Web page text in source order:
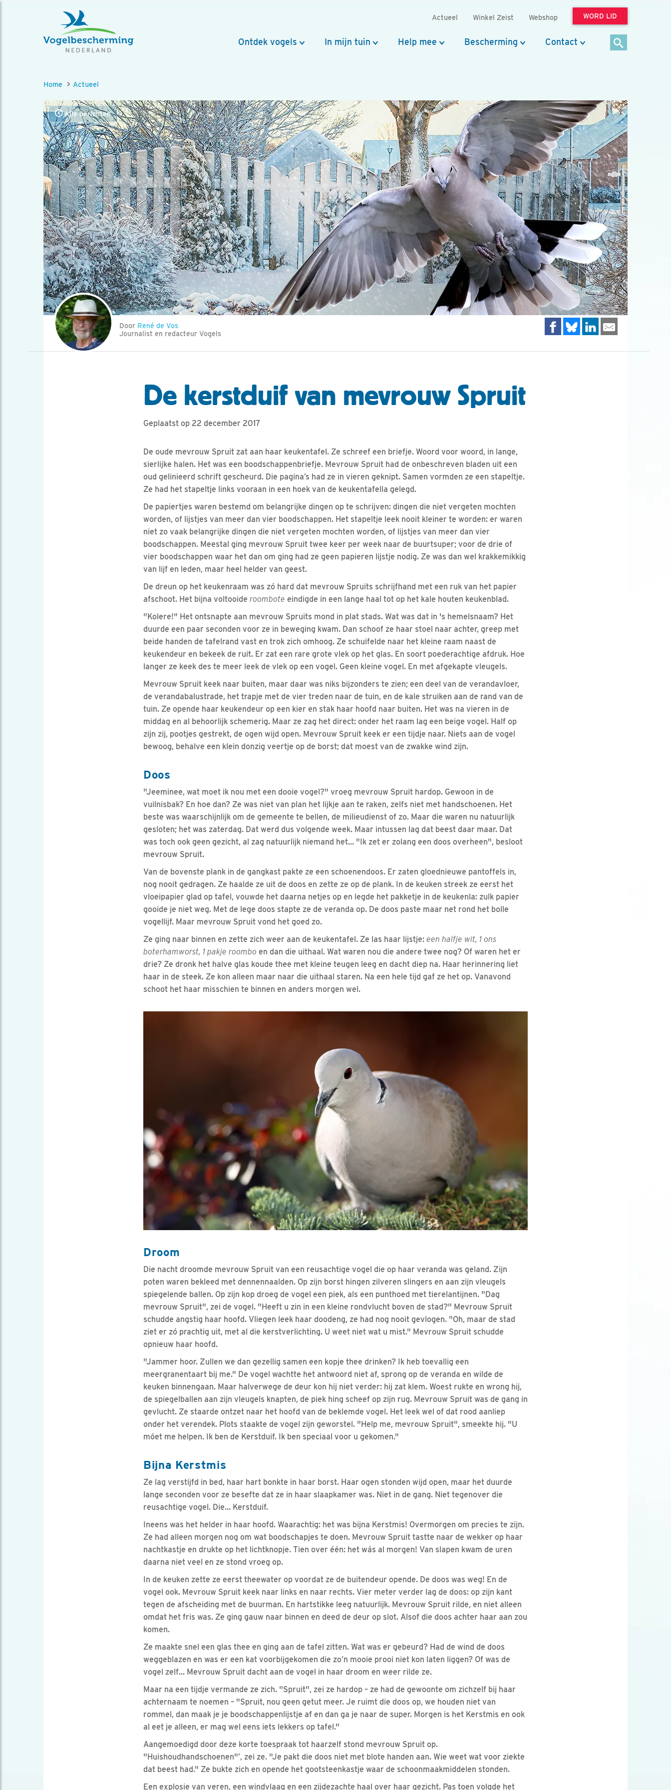
Actueel Winkel Zeist Webshop WORD LID
Ontdek vogels In mijn tuin Help mee Bescherming Contact
Home Actueel
Alle berichten
Door René de Vos
Journalist en redacteur Vogels
De kerstduif van mevrouw Spruit
Geplaatst op 22 december 2017
De oude mevrouw Spruit zat aan haar keukentafel. Ze schreef een briefje. Woord voor woord, in lange,
sierlijke halen. Het was een boodschappenbriefje. Mevrouw Spruit had de onbeschreven bladen uit een
oud gelinieerd schrift gescheurd. Die pagina’s had ze in vieren geknipt. Samen vormden ze een stapeltje.
Ze had het stapeltje links vooraan in een hoek van de keukentafella gelegd.
De papiertjes waren bestemd om belangrijke dingen op te schrijven: dingen die niet vergeten mochten
worden, of lijstjes van meer dan vier boodschappen. Het stapeltje leek nooit kleiner te worden: er waren
niet zo vaak belangrijke dingen die niet vergeten mochten worden, of lijstjes van meer dan vier
boodschappen. Meestal ging mevrouw Spruit twee keer per week naar de buurtsuper; voor de drie of
vier boodschappen waar het dan om ging had ze geen papieren lijstje nodig. Ze was dan wel krakkemikkig
van lijf en leden, maar heel helder van geest.
De dreun op het keukenraam was zó hard dat mevrouw Spruits schrijfhand met een ruk van het papier
afschoot. Het bijna voltooide roombote eindigde in een lange haal tot op het kale houten keukenblad.
"Kolere!" Het ontsnapte aan mevrouw Spruits mond in plat stads. Wat was dat in 's hemelsnaam? Het
duurde een paar seconden voor ze in beweging kwam. Dan schoof ze haar stoel naar achter, greep met
beide handen de tafelrand vast en trok zich omhoog. Ze schuifelde naar het kleine raam naast de
keukendeur en bekeek de ruit. Er zat een rare grote vlek op het glas. En soort poederachtige afdruk. Hoe
langer ze keek des te meer leek de vlek op een vogel. Geen kleine vogel. En met afgekapte vleugels.
Mevrouw Spruit keek naar buiten, maar daar was niks bijzonders te zien; een deel van de verandavloer,
de verandabalustrade, het trapje met de vier treden naar de tuin, en de kale struiken aan de rand van de
tuin. Ze opende haar keukendeur op een kier en stak haar hoofd naar buiten. Het was na vieren in de
middag en al behoorlijk schemerig. Maar ze zag het direct: onder het raam lag een beige vogel. Half op
zijn zij, pootjes gestrekt, de ogen wijd open. Mevrouw Spruit keek er een tijdje naar. Niets aan de vogel
bewoog, behalve een klein donzig veertje op de borst; dat moest van de zwakke wind zijn.
Doos
"Jeeminee, wat moet ik nou met een dooie vogel?" vroeg mevrouw Spruit hardop. Gewoon in de
vuilnisbak? En hoe dan? Ze was niet van plan het lijkje aan te raken, zelfs niet met handschoenen. Het
beste was waarschijnlijk om de gemeente te bellen, de milieudienst of zo. Maar die waren nu natuurlijk
gesloten; het was zaterdag. Dat werd dus volgende week. Maar intussen lag dat beest daar maar. Dat
was toch ook geen gezicht, al zag natuurlijk niemand het… "Ik zet er zolang een doos overheen", besloot
mevrouw Spruit.
Van de bovenste plank in de gangkast pakte ze een schoenendoos. Er zaten gloednieuwe pantoffels in,
nog nooit gedragen. Ze haalde ze uit de doos en zette ze op de plank. In de keuken streek ze eerst het
vloeipapier glad op tafel, vouwde het daarna netjes op en legde het pakketje in de keukenla: zulk papier
gooide je niet weg. Met de lege doos stapte ze de veranda op. De doos paste maar net rond het bolle
vogellijf. Maar mevrouw Spruit vond het goed zo.
Ze ging naar binnen en zette zich weer aan de keukentafel. Ze las haar lijstje: een halfje wit, 1 ons
boterhamworst, 1 pakje roombo en dan die uithaal. Wat waren nou die andere twee nog? Of waren het er
drie? Ze dronk het halve glas koude thee met kleine teugen leeg en dacht diep na. Haar herinnering liet
haar in de steek. Ze kon alleen maar naar die uithaal staren. Na een hele tijd gaf ze het op. Vanavond
schoot het haar misschien te binnen en anders morgen wel.
Droom
Die nacht droomde mevrouw Spruit van een reusachtige vogel die op haar veranda was geland. Zijn
poten waren bekleed met dennennaalden. Op zijn borst hingen zilveren slingers en aan zijn vleugels
spiegelende ballen. Op zijn kop droeg de vogel een piek, als een punthoed met tierelantijnen. "Dag
mevrouw Spruit", zei de vogel. "Heeft u zin in een kleine rondvlucht boven de stad?" Mevrouw Spruit
schudde angstig haar hoofd. Vliegen leek haar doodeng, ze had nog nooit gevlogen. "Oh, maar de stad
ziet er zó prachtig uit, met al die kerstverlichting. U weet niet wat u mist." Mevrouw Spruit schudde
opnieuw haar hoofd.
"Jammer hoor. Zullen we dan gezellig samen een kopje thee drinken? Ik heb toevallig een
meergranentaart bij me." De vogel wachtte het antwoord niet af, sprong op de veranda en wilde de
keuken binnengaan. Maar halverwege de deur kon hij niet verder: hij zat klem. Woest rukte en wrong hij,
de spiegelballen aan zijn vleugels knapten, de piek hing scheef op zijn rug. Mevrouw Spruit was de gang in
gevlucht. Ze staarde ontzet naar het hoofd van de beklemde vogel. Het leek wel of dat rood aanliep
onder het verendek. Plots staakte de vogel zijn geworstel. "Help me, mevrouw Spruit", smeekte hij. "U
móet me helpen. Ik ben de Kerstduif. Ik ben speciaal voor u gekomen."
Bijna Kerstmis
Ze lag verstijfd in bed, haar hart bonkte in haar borst. Haar ogen stonden wijd open, maar het duurde
lange seconden voor ze besefte dat ze in haar slaapkamer was. Niet in de gang. Niet tegenover die
reusachtige vogel. Die… Kerstduif.
Ineens was het helder in haar hoofd. Waarachtig: het was bijna Kerstmis! Overmorgen om precies te zijn.
Ze had alleen morgen nog om wat boodschapjes te doen. Mevrouw Spruit tastte naar de wekker op haar
nachtkastje en drukte op het lichtknopje. Tien over één: het wás al morgen! Van slapen kwam de uren
daarna niet veel en ze stond vroeg op.
In de keuken zette ze eerst theewater op voordat ze de buitendeur opende. De doos was weg! En de
vogel ook. Mevrouw Spruit keek naar links en naar rechts. Vier meter verder lag de doos: op zijn kant
tegen de afscheiding met de buurman. En hartstikke leeg natuurlijk. Mevrouw Spruit rilde, en niet alleen
omdat het fris was. Ze ging gauw naar binnen en deed de deur op slot. Alsof die doos achter haar aan zou
komen.
Ze maakte snel een glas thee en ging aan de tafel zitten. Wat was er gebeurd? Had de wind de doos
weggeblazen en was er een kat voorbijgekomen die zo’n mooie prooi niet kon laten liggen? Of was de
vogel zelf… Mevrouw Spruit dacht aan de vogel in haar droom en weer rilde ze.
Maar na een tijdje vermande ze zich. "Spruit", zei ze hardop – ze had de gewoonte om zichzelf bij haar
achternaam te noemen – "Spruit, nou geen getut meer. Je ruimt die doos op, we houden niet van
rommel, dan maak je je boodschappenlijstje af en dan ga je naar de super. Morgen is het Kerstmis en ook
al eet je alleen, er mag wel eens iets lekkers op tafel."
Aangemoedigd door deze korte toespraak tot haarzelf stond mevrouw Spruit op.
"Huishoudhandschoenen"’, zei ze. "Je pakt die doos niet met blote handen aan. Wie weet wat voor ziekte
dat beest had." Ze bukte zich en opende het gootsteenkastje waar de schoonmaakmiddelen stonden.
Een explosie van veren, een windvlaag en een zijdezachte haal over haar gezicht. Pas toen volgde het